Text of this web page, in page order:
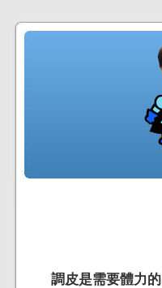
調皮是需要體力的